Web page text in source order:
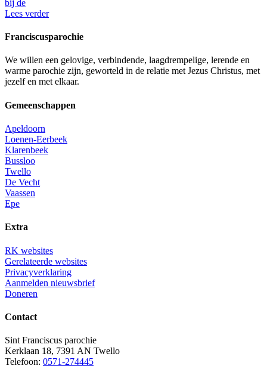
bij de
Lees verder
Franciscusparochie
We willen een gelovige, verbindende, laagdrempelige, lerende en
warme parochie zijn, geworteld in de relatie met Jezus Christus, met
jezelf en met elkaar.
Gemeenschappen
Apeldoorn
Loenen-Eerbeek
Klarenbeek
Bussloo
Twello
De Vecht
Vaassen
Epe
Extra
RK websites
Gerelateerde websites
Privacyverklaring
Aanmelden nieuwsbrief
Doneren
Contact
Sint Franciscus parochie
Kerklaan 18, 7391 AN Twello
Telefoon: 0571-274445